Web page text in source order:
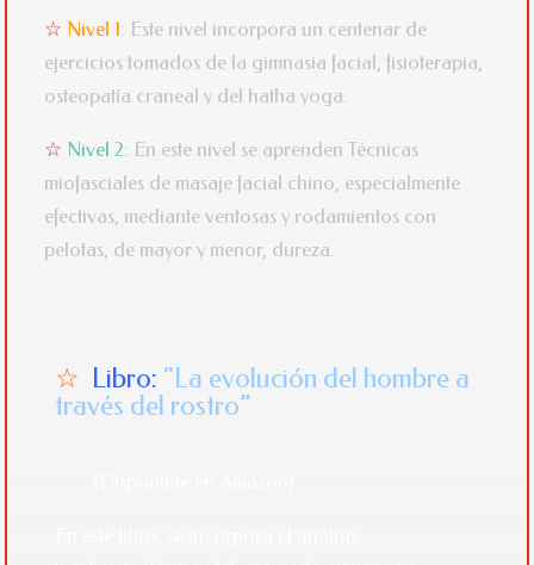
☆ Nivel 1: Este nivel incorpora un centenar de
ejercicios tomados de la gimnasia facial, fisioterapia,
osteopatía craneal y del hatha yoga.
☆ Nivel 2: En este nivel se aprenden Técnicas
miofasciales de masaje facial chino, especialmente
efectivas, mediante ventosas y rodamientos con
pelotas, de mayor y menor, dureza.
☆ Libro: “La evolución del hombre a
través del rostro”